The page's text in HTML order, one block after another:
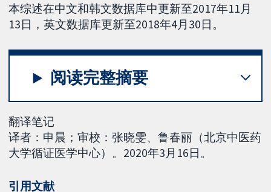
本综述在中文和韩文数据库中更新至2017年11月
13日，英文数据库更新至2018年4月30日。
阅读完整摘要
翻译笔记
译者：申晨；审校：张晓雯、鲁春丽（北京中医药
大学循证医学中心）。2020年3月16日。
引用文献